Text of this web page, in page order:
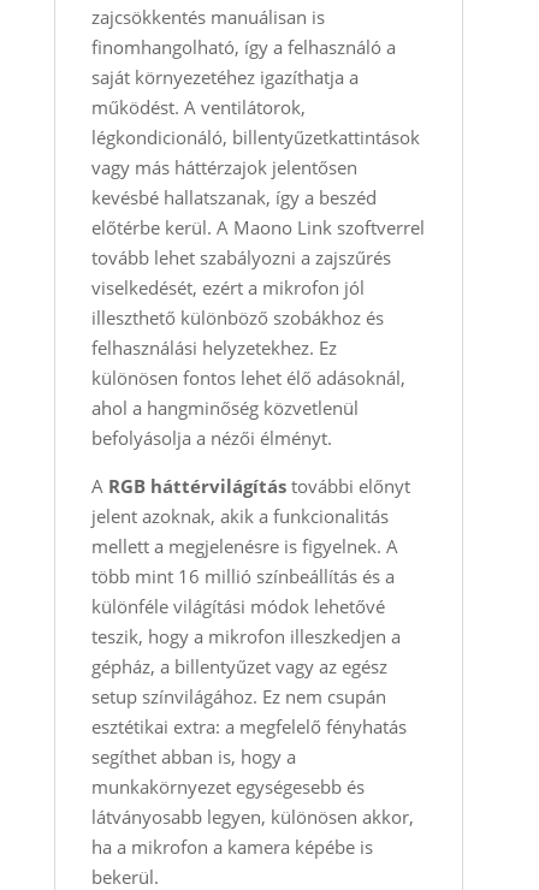
zajcsökkentés manuálisan is
finomhangolható, így a felhasználó a
saját környezetéhez igazíthatja a
működést. A ventilátorok,
légkondicionáló, billentyűzetkattintások
vagy más háttérzajok jelentősen
kevésbé hallatszanak, így a beszéd
előtérbe kerül. A Maono Link szoftverrel
tovább lehet szabályozni a zajszűrés
viselkedését, ezért a mikrofon jól
illeszthető különböző szobákhoz és
felhasználási helyzetekhez. Ez
különösen fontos lehet élő adásoknál,
ahol a hangminőség közvetlenül
befolyásolja a nézői élményt.
A RGB háttérvilágítástovábbi előnyt
jelent azoknak, akik a funkcionalitás
mellett a megjelenésre is figyelnek. A
több mint 16 millió színbeállítás és a
különféle világítási módok lehetővé
teszik, hogy a mikrofon illeszkedjen a
gépház, a billentyűzet vagy az egész
setup színvilágához. Ez nem csupán
esztétikai extra: a megfelelő fényhatás
segíthet abban is, hogy a
munkakörnyezet egységesebb és
látványosabb legyen, különösen akkor,
ha a mikrofon a kamera képébe is
bekerül.